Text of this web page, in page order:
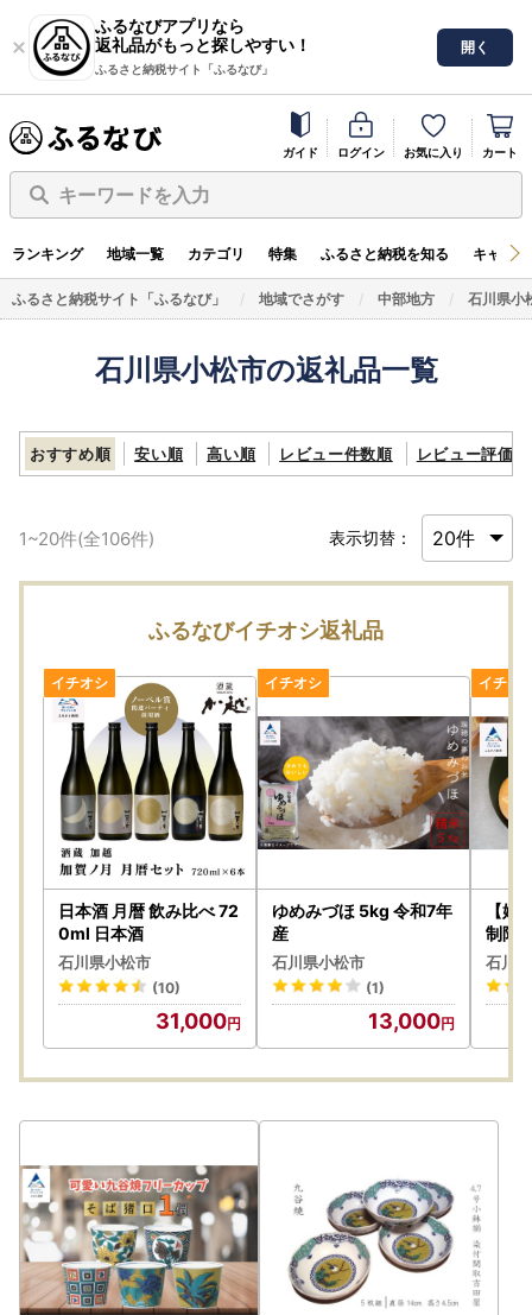
ふるなびアプリなら
返礼品がもっと探しやすい！
ふるさと納税サイト「ふるなび」
開く
ガイド ログイン お気に入り カート
キーワードを入力
ランキング 地域一覧 カテゴリ 特集 ふるさと納税を知る キャン
ふるさと納税サイト「ふるなび」 地域でさがす 中部地方 石川県小
石川県小松市の返礼品一覧
おすすめ順 安い順 高い順 レビュー件数順 レビュー評価順
1~20件(全106件) 表示切替：
ふるなびイチオシ返礼品
日本酒 月暦 飲み比べ 72
0ml 日本酒
石川県小松市
(10)
31,000
ゆめみづほ 5kg 令和7年
産
石川県小松市
(1)
13,000
【嬉
制限
わせ
パン
石川